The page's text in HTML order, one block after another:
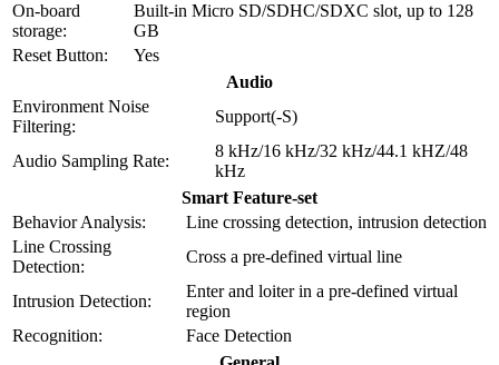
On-board
storage:
Built-in Micro SD/SDHC/SDXC slot, up to 128
GB
Reset Button:
Yes
Audio
Environment Noise
Filtering:
Support(-S)
Audio Sampling Rate:
8 kHz/16 kHz/32 kHz/44.1 kHZ/48
kHz
Smart Feature-set
Behavior Analysis:
Line crossing detection, intrusion detection
Line Crossing
Detection:
Cross a pre-defined virtual line
Intrusion Detection:
Enter and loiter in a pre-defined virtual
region
Recognition:
Face Detection